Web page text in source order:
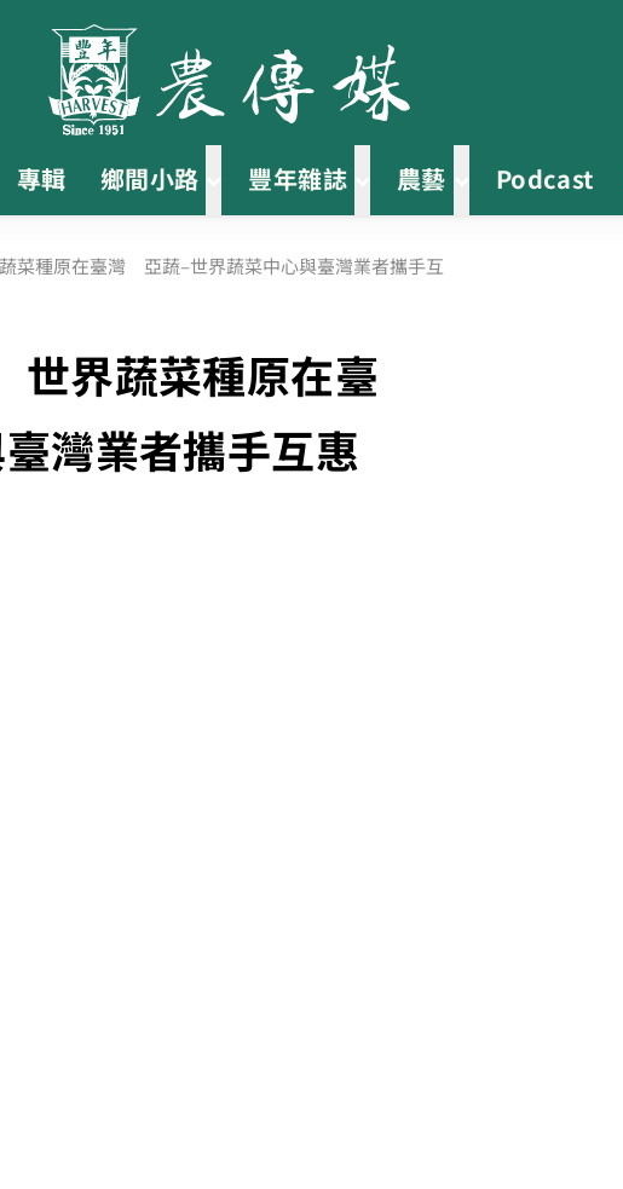
專輯 鄉間小路 豐年雜誌 農藝 Podcast
菜種原在臺灣 亞蔬–世界蔬菜中心與臺灣業者攜手互
界蔬菜種原在臺
灣業者攜手互惠